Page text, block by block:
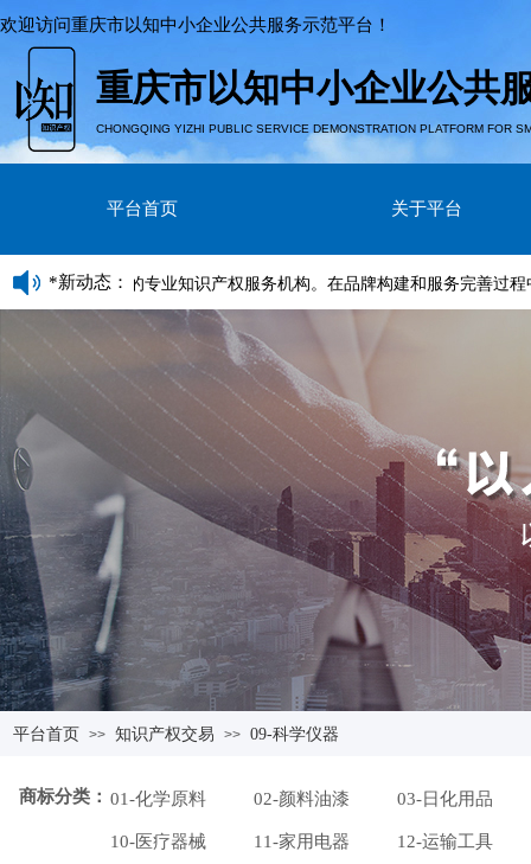
*新动态：
、放眼全球的专业知识产权服务机构。在品牌构建和服务完善过程中
欢迎访问重庆市以知中小企业公共服务示范平台 ！
平台首页 关于平台
CHONGQING YIZHI PUBLIC SERVICE DEMONSTRATION PLATFORM FOR
重庆市以知中小企业公共
平台首页 >> 知识产权交易 >> 09-科学仪器
01-化学原料 02-颜料油漆 03-日化用品
10-医疗器械 11-家用电器 12-运输工具
商标分类：